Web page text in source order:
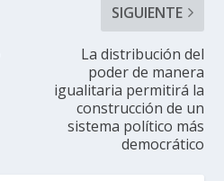
SIGUIENTE
La distribución del
poder de manera
igualitaria permitirá la
construcción de un
sistema político más
democrático